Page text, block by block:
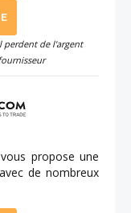
perdent de l'argent
propose une
de nombreux